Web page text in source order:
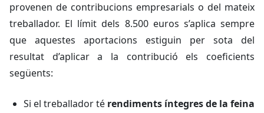
provenen de contribucions empresarials o del mateix
treballador. El límit dels 8.500 euros s’aplica sempre
que aquestes aportacions estiguin per sota del
resultat d’aplicar a la contribució els coeficients
següents:
Si el treballador té rendiments íntegres de la feina